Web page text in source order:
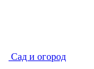
Сад и огород